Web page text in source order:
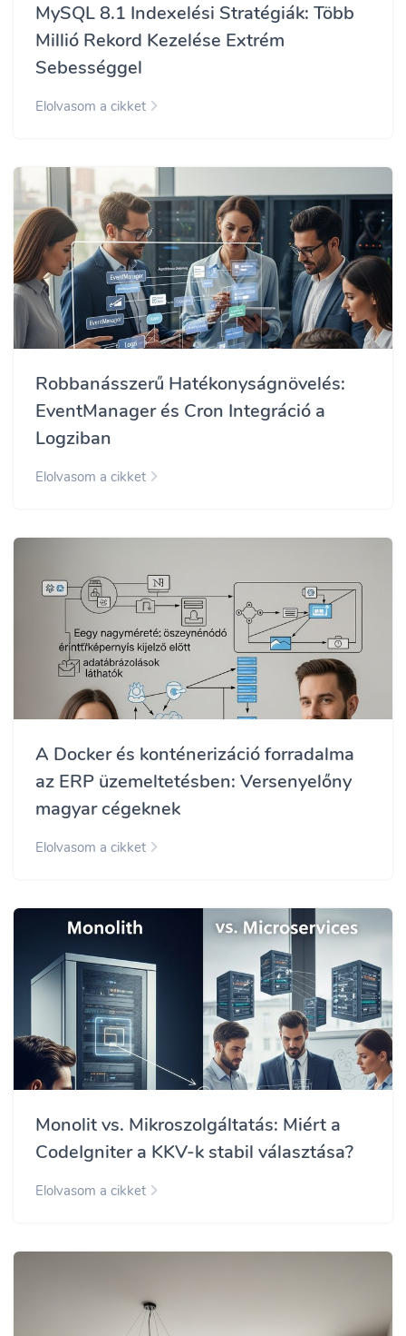
MySQL 8.1 Indexelési Stratégiák: Több
Millió Rekord Kezelése Extrém
Sebességgel
Elolvasom a cikket
Robbanásszerű Hatékonyságnövelés:
EventManager és Cron Integráció a
Logziban
Elolvasom a cikket
A Docker és konténerizáció forradalma
az ERP üzemeltetésben: Versenyelőny
magyar cégeknek
Elolvasom a cikket
Monolit vs. Mikroszolgáltatás: Miért a
CodeIgniter a KKV-k stabil választása?
Elolvasom a cikket